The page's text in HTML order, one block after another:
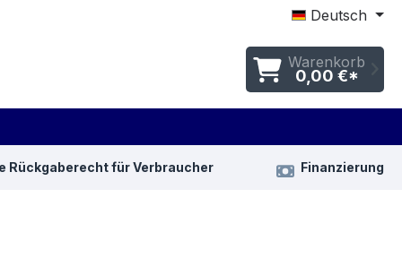
Deutsch
Warenkorb
0,00 €*
Rückgaberecht für Verbraucher Finanzierung